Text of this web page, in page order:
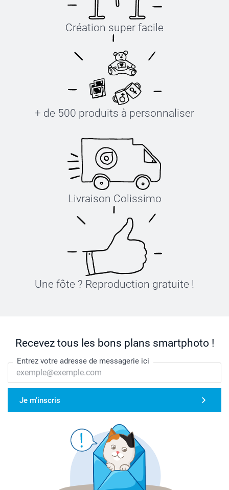
Création super facile
+ de 500 produits à personnaliser
Livraison Colissimo
Une fôte ? Reproduction gratuite !
Recevez tous les bons plans smartphoto !
Entrez votre adresse de messagerie ici
Je m'inscris